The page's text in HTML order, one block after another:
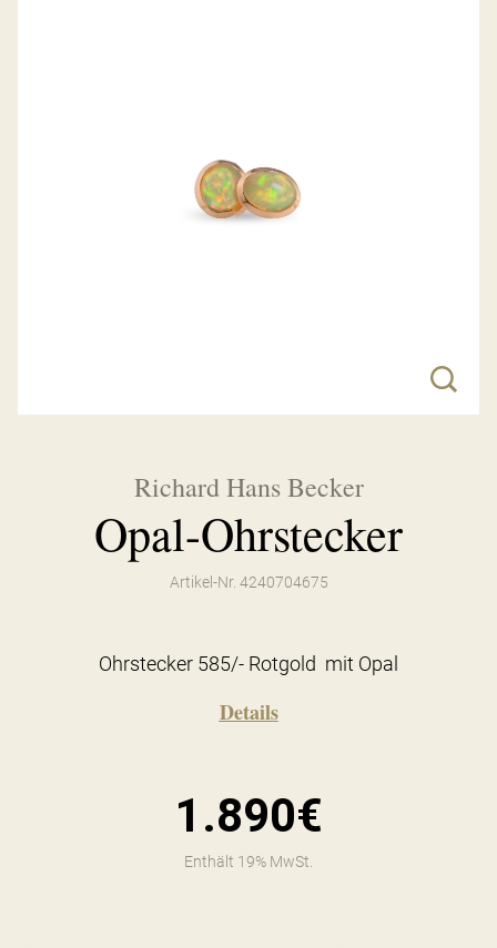
Richard Hans Becker
Opal-Ohrstecker
Artikel-Nr. 4240704675
Ohrstecker 585/- Rotgold mit Opal
Details
1.890€
Enthält 19% MwSt.